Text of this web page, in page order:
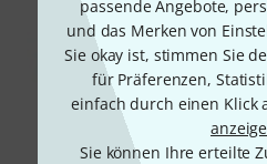
passende Angebote,
und das Merken von
Sie okay ist, stimmen Sie
für Präferenzen,
einfach durch einen Klick
Sie können Ihre erteilte